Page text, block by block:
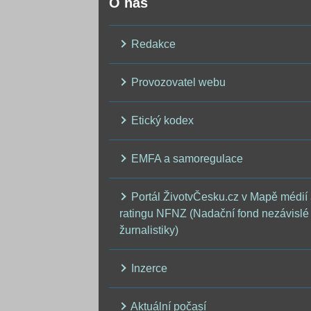
Redakce
Provozovatel webu
Etický kodex
EMFA a samoregulace
Portál ŽivotvČesku.cz v Mapě médií
ratingu NFNZ (Nadační fond nezávislé
žurnalistiky)
Inzerce
Aktuální počasí